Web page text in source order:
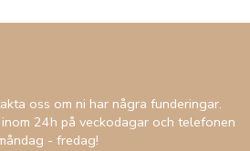
oss om ni har några funderingar.
24h på veckodagar och telefonen
- fredag!